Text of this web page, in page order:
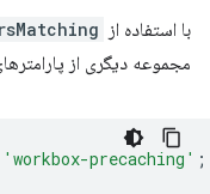
با استفاده از
مجموعه دیگری از
'workbox-precaching' ;